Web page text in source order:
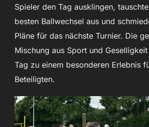
Spieler den Tag ausklingen,
besten Ballwechsel aus und
Pläne für das nächste Turnier. Die
Mischung aus Sport und
Tag zu einem besonderen Erlebnis
Beteiligten.